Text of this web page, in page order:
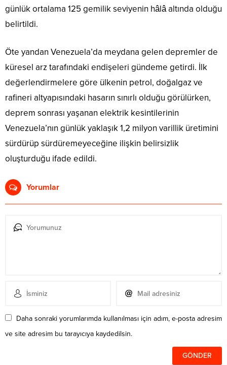
günlük ortalama 125 gemilik seviyenin hâlâ altında olduğu
belirtildi.
Öte yandan Venezuela’da meydana gelen depremler de
küresel arz tarafındaki endişeleri gündeme getirdi. İlk
değerlendirmelere göre ülkenin petrol, doğalgaz ve
rafineri altyapısındaki hasarın sınırlı olduğu görülürken,
deprem sonrası yaşanan elektrik kesintilerinin
Venezuela’nın günlük yaklaşık 1,2 milyon varillik üretimini
sürdürüp sürdüremeyeceğine ilişkin belirsizlik
oluşturduğu ifade edildi.
Yorumlar
Daha sonraki yorumlarımda kullanılması için adım, e-posta adresim
ve site adresim bu tarayıcıya kaydedilsin.